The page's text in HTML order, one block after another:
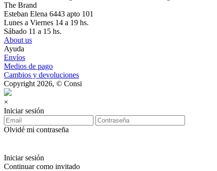
The Brand
Esteban Elena 6443 apto 101
Lunes a Viernes 14 a 19 hs.
Sábado 11 a 15 hs.
About us
Ayuda
Envíos
Medios de pago
Cambios y devoluciones
Copyright 2026, © Consi
×
Iniciar sesión
Olvidé mi contraseña
Iniciar sesión
Continuar como invitado